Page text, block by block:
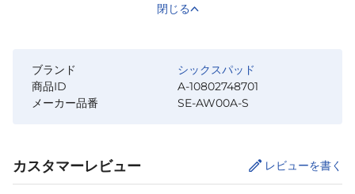
閉じる
ブランド
シックスパッド
商品ID
A-10802748701
メーカー品番
SE-AW00A-S
カスタマーレビュー レビューを書く